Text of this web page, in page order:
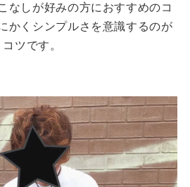
なしが好みの方におすすめのコ
かくシンプルさを意識するのが
コツです。